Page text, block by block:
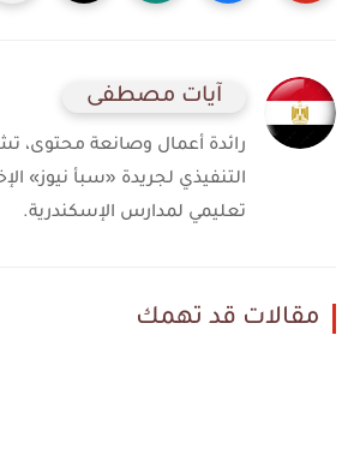
آيات مصطفى
رائدة أعمال وصانعة محتوى،
التنفيذي لجريدة «سبأ نيوز»
تعليمي لمدارس الإسكندرية.
مقالات قد تهمك